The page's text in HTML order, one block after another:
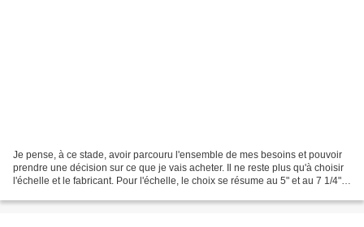
Je pense, à ce stade, avoir parcouru l'ensemble de mes besoins et pouvoir
prendre une décision sur ce que je vais acheter. Il ne reste plus qu'à choisir
l'échelle et le fabricant. Pour l'échelle, le choix se résume au 5" et au 7 1/4"